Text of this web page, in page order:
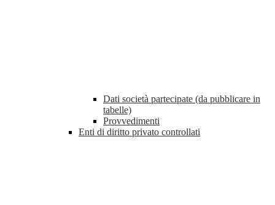
Dati società partecipate (da pubblicare in
tabelle)
Provvedimenti
Enti di diritto privato controllati